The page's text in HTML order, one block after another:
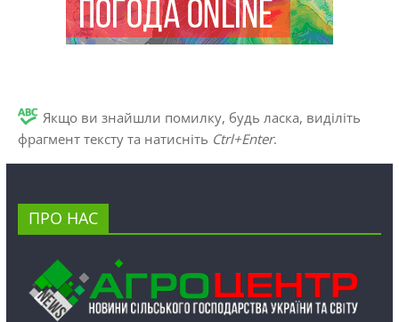
Якщо ви знайшли помилку, будь ласка, виділіть
фрагмент тексту та натисніть Ctrl+Enter.
ПРО НАС